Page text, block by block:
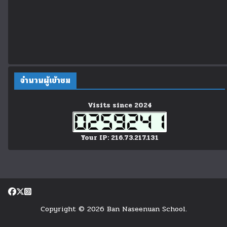
จำนวนผู้เข้าชม
Visits since 2024
Your IP: 216.73.217.131
Copyright © 2026 Ban Naseenuan School.